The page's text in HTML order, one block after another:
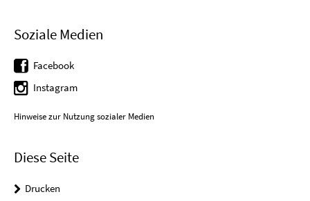
Soziale Medien
Facebook
Instagram
Hinweise zur Nutzung sozialer Medien
Diese Seite
Drucken